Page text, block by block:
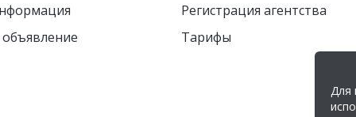
Регистрация агентства
Тарифы
Для